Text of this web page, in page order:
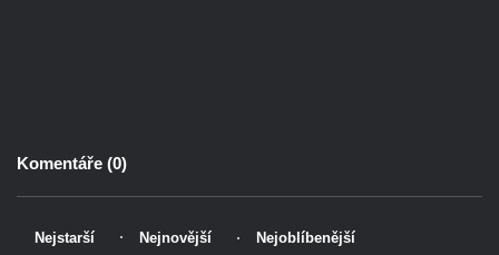
Komentáře (0)
Nejstarší Nejnovější Nejoblíbenější